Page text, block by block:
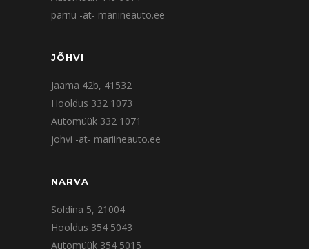
parnu -at- mariineauto.ee
JÕHVI
Jaama 42b, 41532
Hooldus 332 1073
Automüük 332 1071
johvi -at- mariineauto.ee
NARVA
Soldina 5, 21004
Hooldus 354 5043
Automüük 354 5015